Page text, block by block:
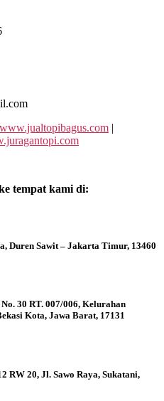
www.jualtopibagus.com |
tempat kami di:
Duren Sawit – Jakarta Timur, 13460
30 RT. 007/006, Kelurahan
Kota, Jawa Barat, 17131
RW 20, Jl. Sawo Raya, Sukatani,